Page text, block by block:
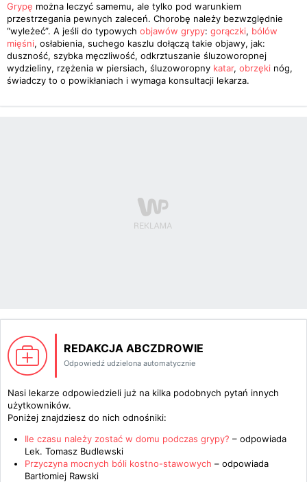
Grypę można leczyć samemu, ale tylko pod warunkiem
przestrzegania pewnych zaleceń. Chorobę należy bezwzględnie
“wyleżeć”. A jeśli do typowych objawów grypy: gorączki, bólów
mięśni, osłabienia, suchego kaszlu dołączą takie objawy, jak:
duszność, szybka męczliwość, odkrztuszanie śluzoworopnej
wydzieliny, rzężenia w piersiach, śluzoworopny katar, obrzęki nóg,
świadczy to o powikłaniach i wymaga konsultacji lekarza.
REDAKCJA ABCZDROWIE
Odpowiedź udzielona automatycznie
Nasi lekarze odpowiedzieli już na kilka podobnych pytań innych
użytkowników.
Poniżej znajdziesz do nich odnośniki:
Ile czasu należy zostać w domu podczas grypy? – odpowiada
Lek. Tomasz Budlewski
Przyczyna mocnych bóli kostno-stawowych – odpowiada
Bartłomiej Rawski